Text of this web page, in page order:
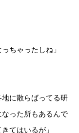
ちゃったしね」
に散らばってる研
った所もあるんで
てはいるが」